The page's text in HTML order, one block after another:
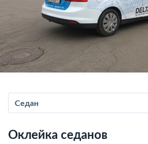
Седан
Оклейка седанов